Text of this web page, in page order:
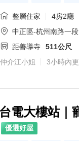
整層住家 4房2廳
中正區-杭州南路一段
距善導寺
511公尺
仲介江小姐
3小時內
台電大樓站｜
優選好屋